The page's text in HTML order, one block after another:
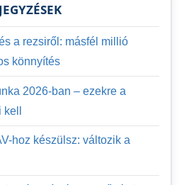
a rezsiről: másfél millió
könnyítés
2026-ban – ezekre a
hoz készülsz: változik a